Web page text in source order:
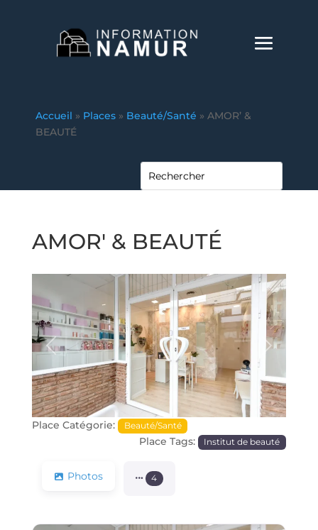
Accueil » Places » Beauté/Santé » AMOR’ &
BEAUTÉ
AMOR' & BEAUTÉ
Précédente Prochaine
Place Catégorie: Beauté/Santé
Place Tags: Institut de beauté
Photos 4